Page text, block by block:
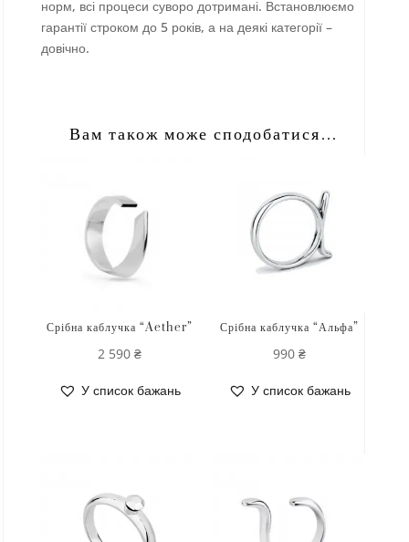
норм, всі процеси суворо дотримані. Встановлюємо
гарантії строком до 5 років, а на деякі категорії –
довічно.
Вам також може сподобатися…
Срібна каблучка “Aether”
2 590 ₴
У список бажань
Срібна каблучка “Альфа”
990₴
У список бажань